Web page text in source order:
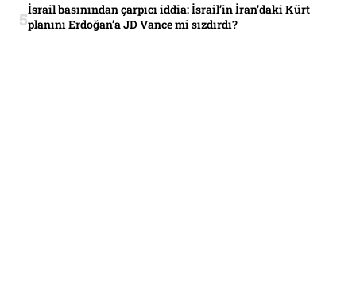
İsrail basınından çarpıcı iddia: İsrail’in İran’daki Kürt
planını Erdoğan’a JD Vance mi sızdırdı?